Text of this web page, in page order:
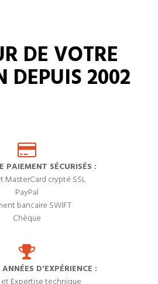
DE VOTRE
DEPUIS 2002
PAIEMENT SÉCURISÉS :
MasterCard crypté SSL
PayPal
bancaire SWIFT
Chèque
D'EXPÉRIENCE :